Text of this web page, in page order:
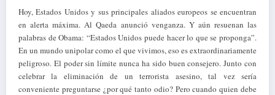
Hoy, Estados Unidos y sus principales aliados europeos se encuentran
en alerta máxima. Al Qaeda anunció venganza. Y aún resuenan las
palabras de Obama: “Estados Unidos puede hacer lo que se proponga”.
En un mundo unipolar como el que vivimos, eso es extraordinariamente
peligroso. El poder sin límite nunca ha sido buen consejero. Junto con
celebrar la eliminación de un terrorista asesino, tal vez sería
conveniente preguntarse ¿por qué tanto odio? Pero cuando quien debe